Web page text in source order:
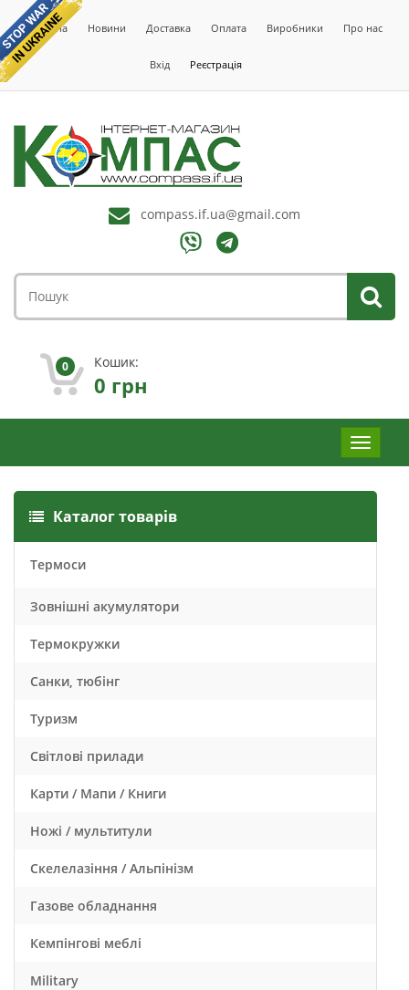
Головна Новини Доставка Оплата Виробники Про нас
Вхід Реєстрація
compass.if.ua@gmail.com
0 Кошик:
0 грн
Меню
Каталог товарів
Термоси
Зовнішні акумулятори
Термокружки
Санки, тюбінг
Туризм
Світлові прилади
Карти / Мапи / Книги
Ножі / мультитули
Скелелазіння / Альпінізм
Газове обладнання
Кемпінгові меблі
Military